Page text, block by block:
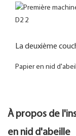
La deuxième
Papier en nid
À propos de
en nid d'abeille